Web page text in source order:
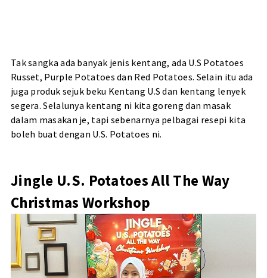
Tak sangka ada banyak jenis kentang, ada U.S Potatoes
Russet, Purple Potatoes dan Red Potatoes. Selain itu ada
juga produk sejuk beku Kentang U.S dan kentang lenyek
segera. Selalunya kentang ni kita goreng dan masak
dalam masakan je, tapi sebenarnya pelbagai resepi kita
boleh buat dengan U.S. Potatoes ni.
Jingle U.S. Potatoes All The Way
Christmas Workshop